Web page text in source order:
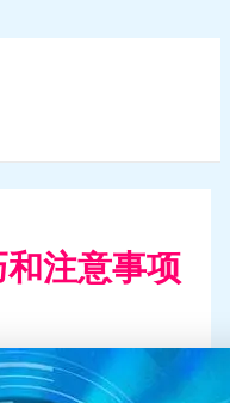
注意事项